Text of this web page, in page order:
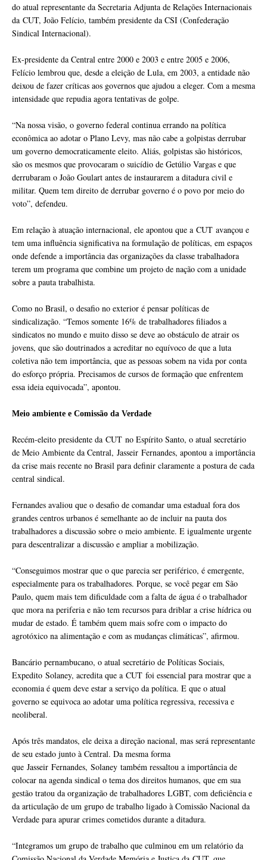
do atual representante da Secretaria Adjunta de Relações Internacionais
da CUT, João Felício, também presidente da CSI (Confederação
Sindical Internacional).
Ex-presidente da Central entre 2000 e 2003 e entre 2005 e 2006,
Felício lembrou que, desde a eleição de Lula, em 2003, a entidade não
deixou de fazer críticas aos governos que ajudou a eleger. Com a mesma
intensidade que repudia agora tentativas de golpe.
“Na nossa visão, o governo federal continua errando na política
econômica ao adotar o Plano Levy, mas não cabe a golpistas derrubar
um governo democraticamente eleito. Aliás, golpistas são históricos,
são os mesmos que provocaram o suicídio de Getúlio Vargas e que
derrubaram o João Goulart antes de instaurarem a ditadura civil e
militar. Quem tem direito de derrubar governo é o povo por meio do
voto”, defendeu.
Em relação à atuação internacional, ele apontou que a CUT avançou e
tem uma influência significativa na formulação de políticas, em espaços
onde defende a importância das organizações da classe trabalhadora
terem um programa que combine um projeto de nação com a unidade
sobre a pauta trabalhista.
Como no Brasil, o desafio no exterior é pensar políticas de
sindicalização. “Temos somente 16% de trabalhadores filiados a
sindicatos no mundo e muito disso se deve ao obstáculo de atrair os
jovens, que são doutrinados a acreditar no equívoco de que a luta
coletiva não tem importância, que as pessoas sobem na vida por conta
do esforço própria. Precisamos de cursos de formação que enfrentem
essa ideia equivocada”, apontou.
Meio ambiente e Comissão da Verdade
Recém-eleito presidente da CUT no Espírito Santo, o atual secretário
de Meio Ambiente da Central, Jasseir Fernandes, apontou a importância
da crise mais recente no Brasil para definir claramente a postura de cada
central sindical.
Fernandes avaliou que o desafio de comandar uma estadual fora dos
grandes centros urbanos é semelhante ao de incluir na pauta dos
trabalhadores a discussão sobre o meio ambiente. E igualmente urgente
para descentralizar a discussão e ampliar a mobilização.
“Conseguimos mostrar que o que parecia ser periférico, é emergente,
especialmente para os trabalhadores. Porque, se você pegar em São
Paulo, quem mais tem dificuldade com a falta de água é o trabalhador
que mora na periferia e não tem recursos para driblar a crise hídrica ou
mudar de estado. É também quem mais sofre com o impacto do
agrotóxico na alimentação e com as mudanças climáticas”, afirmou.
Bancário pernambucano, o atual secretário de Políticas Sociais,
Expedito Solaney, acredita que a CUT foi essencial para mostrar que a
economia é quem deve estar a serviço da política. E que o atual
governo se equivoca ao adotar uma política regressiva, recessiva e
neoliberal.
Após três mandatos, ele deixa a direção nacional, mas será representante
de seu estado junto à Central. Da mesma forma
que Jasseir Fernandes, Solaney também ressaltou a importância de
colocar na agenda sindical o tema dos direitos humanos, que em sua
gestão tratou da organização de trabalhadores LGBT, com deficiência e
da articulação de um grupo de trabalho ligado à Comissão Nacional da
Verdade para apurar crimes cometidos durante a ditadura.
“Integramos um grupo de trabalho que culminou em um relatório da